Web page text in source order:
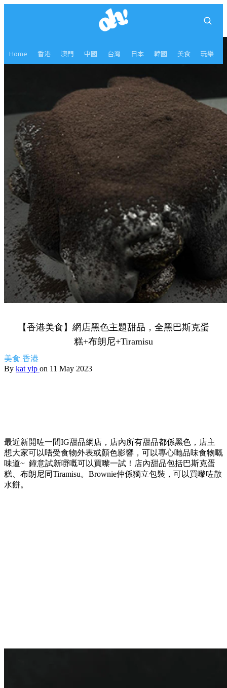
Home 香港 澳門 中國 台灣 日本 韓國 美食 玩樂
【香港美食】網店黑色主題甜品，全黑巴斯克蛋
糕+布朗尼+Tiramisu
美食 香港
By kat yip on 11 May 2023
最近新開咗一間IG甜品網店，店內所有甜品都係黑色，店主
想大家可以唔受食物外表或顏色影響，可以專心哋品味食物嘅
味道~ 鐘意試新嘢嘅可以買嚟一試！店內甜品包括巴斯克蛋
糕、布朗尼同Tiramisu。Brownie仲係獨立包裝，可以買嚟咗散
水餅。